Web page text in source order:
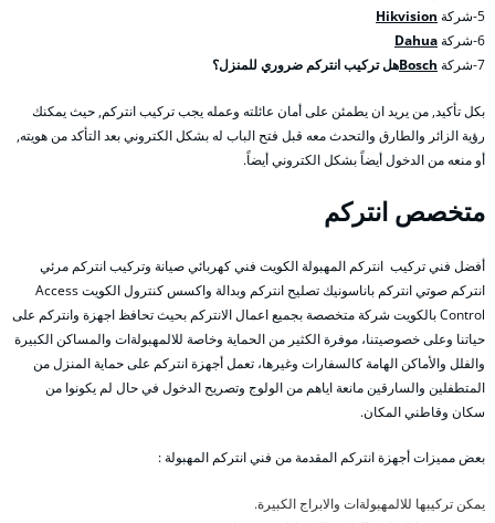
5-شركة
Hikvision
6-شركة
Dahua
7-شركة
Boschهل تركيب انتركم ضروري للمنزل؟
بكل تأكيد, من يريد ان يطمئن على أمان عائلته وعمله يجب تركيب انتركم, حيث يمكنك
رؤية الزائر والطارق والتحدث معه قبل فتح الباب له بشكل الكتروني بعد التأكد من هويته,
أو منعه من الدخول أيضاً بشكل الكتروني أيضاً.
متخصص انتركم
أفضل فني تركيب انتركم المهبولة الكويت فني كهربائي صيانة وتركيب انتركم مرئي
انتركم صوتي انتركم باناسونيك تصليح انتركم وبدالة واكسس كنترول الكويت Access
Control بالكويت شركة متخصصة بجميع اعمال الانتركم بحيث تحافظ اجهزة وانتركم على
حياتنا وعلى خصوصيتنا، موفرة الكثير من الحماية وخاصة للالمهبولةات والمساكن الكبيرة
والفلل والأماكن الهامة كالسفارات وغيرها، تعمل أجهزة انتركم على حماية المنزل من
المتطفلين والسارقين مانعة اياهم من الولوج وتصريح الدخول في حال لم يكونوا من
سكان وقاطني المكان.
بعض مميزات أجهزة انتركم المقدمة من فني انتركم المهبولة :
يمكن تركيبها للالمهبولةات والابراج الكبيرة.